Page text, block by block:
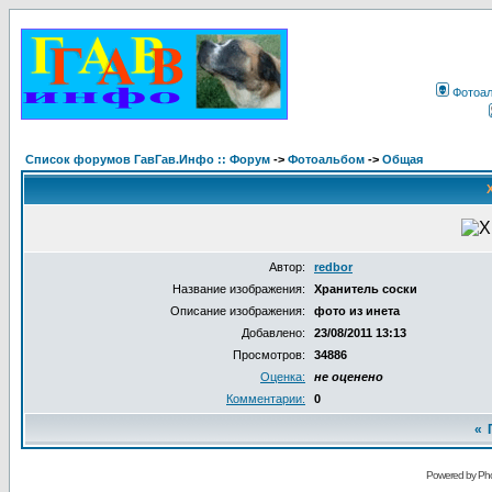
Список форумов ГавГав.Инфо :: Форум -> Фотоальбом -> Общая
Автор:
redbor
Название изображения:
Хранитель соски
Описание изображения:
фото из инета
Добавлено:
23/08/2011 13:13
Просмотров:
34886
Оценка:
не оценено
Комментарии:
0
«
Powered by